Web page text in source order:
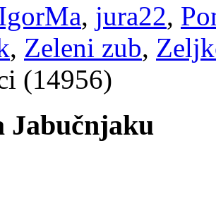
, jura22,
, Zeleni zub,
(14956)
Jabučnjaku